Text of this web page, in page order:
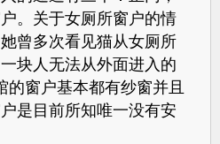
。关于女厕所窗户的情
曾多次看见猫从女厕所
块人无法从外面进入的
的窗户基本都有纱窗并且
是目前所知唯一没有安